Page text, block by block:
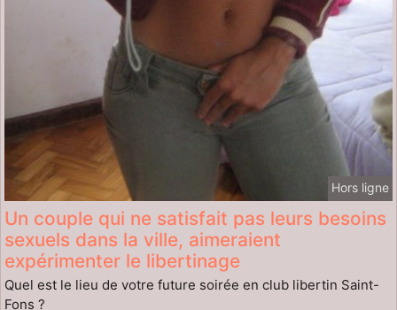
Hors ligne
Un couple qui ne satisfait pas leurs besoins
sexuels dans la ville, aimeraient
expérimenter le libertinage
Quel est le lieu de votre future soirée en club libertin Saint-
Fons ?